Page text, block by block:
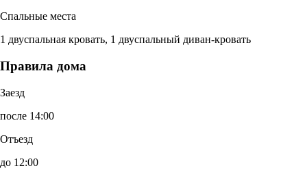
Спальные места
1 двуспальная кровать, 1 двуспальный диван-кровать
Правила дома
Заезд
после 14:00
Отъезд
до 12:00